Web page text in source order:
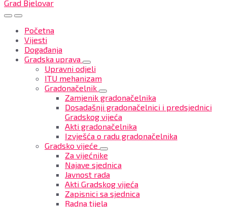
Grad Bjelovar
Početna
Vijesti
Događanja
Gradska uprava
Upravni odjeli
ITU mehanizam
Gradonačelnik
Zamjenik gradonačelnika
Dosadašnji gradonačelnici i predsjednici
Gradskog vijeća
Akti gradonačelnika
Izvješća o radu gradonačelnika
Gradsko vijeće
Za vijećnike
Najave sjednica
Javnost rada
Akti Gradskog vijeća
Zapisnici sa sjednica
Radna tijela